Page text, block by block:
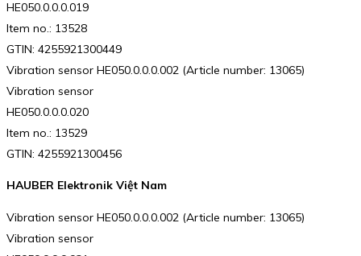
HE050.0.0.0.019
Item no.: 13528
GTIN: 4255921300449
Vibration sensor HE050.0.0.0.002 (Article number: 13065)
Vibration sensor
HE050.0.0.0.020
Item no.: 13529
GTIN: 4255921300456
HAUBER Elektronik Việt Nam
Vibration sensor HE050.0.0.0.002 (Article number: 13065)
Vibration sensor